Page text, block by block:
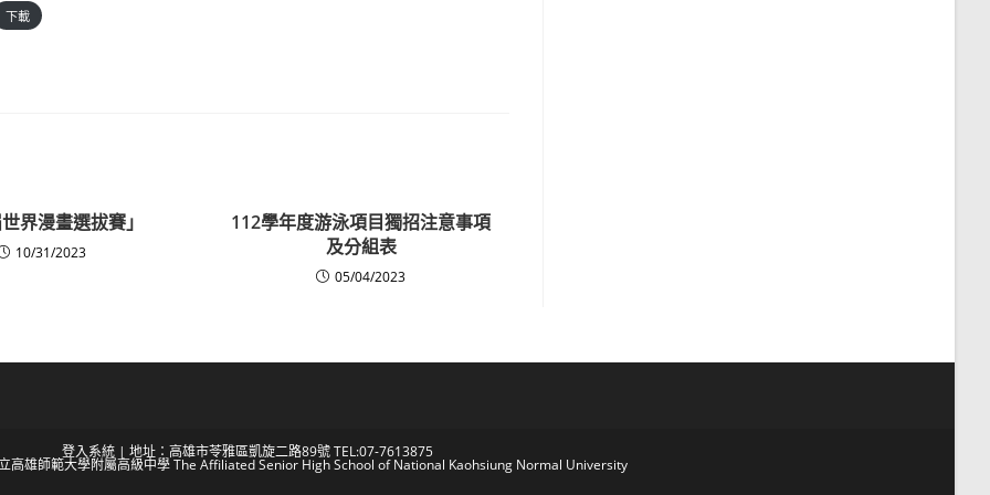
下載
界漫畫選拔賽」
10/31/2023
112學年度游泳項目獨招注意事項
及分組表
05/04/2023
登入系統 | 地址：高雄市苓雅區凱旋二路89號 TEL:07-7613875
高雄師範大學附屬高級中學 The Affiliated Senior High School of National Kaohsiung Normal University